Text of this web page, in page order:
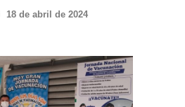
18 de abril de 2024